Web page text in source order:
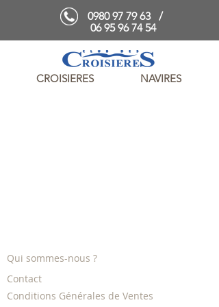
0980 97 79 63/
06 95 96 74 54
CROISIERES NAVIRES
Qui sommes-nous ?
Contact
Conditions Générales de Ventes